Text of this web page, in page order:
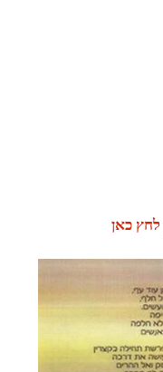
לחץ כאן